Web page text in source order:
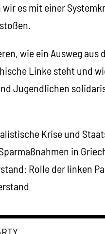
es mit einer
wie ein Ausweg aus
Linke steht und
Jugendlichen
Krise und
in
Rolle der linken